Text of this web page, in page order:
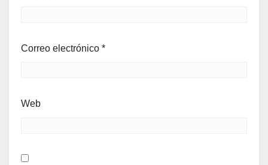
Correo electrónico *
Web